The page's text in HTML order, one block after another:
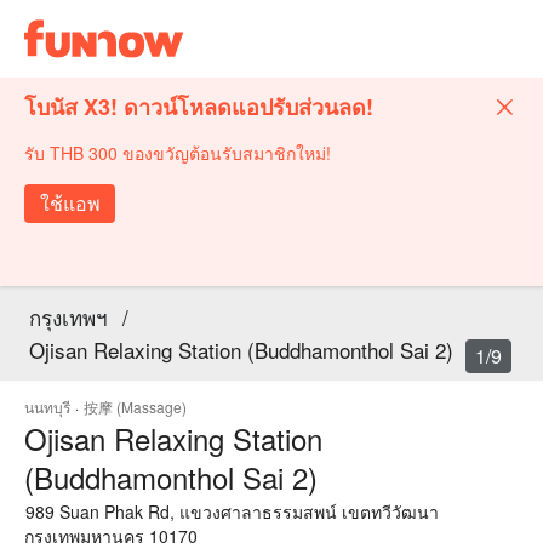
โบนัส X3! ดาวน์โหลดแอปรับส่วนลด!
รับ THB 300 ของขวัญต้อนรับสมาชิกใหม่!
ใช้แอพ
กรุงเทพฯ /
Ojisan Relaxing Station (Buddhamonthol Sai 2)
นนทบุรี · 按摩 (Massage)
Ojisan Relaxing Station
(Buddhamonthol Sai 2)
989 Suan Phak Rd, แขวงศาลาธรรมสพน์ เขตทวีวัฒนา
กรุงเทพมหานคร 10170
1/9